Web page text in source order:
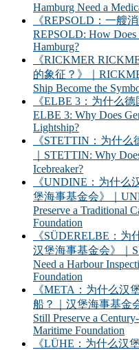
Hamburg Need a
《REPSOLD：一艘
REPSOLD: How Does
Hamburg?
《RICKMER
的象征？》｜
Ship Become the
《ELBE 3：为什么
ELBE 3: Why Does
Lightship?
《STETTIN：为什
｜STETTIN: Why
Icebreaker?
《UNDINE：为什么
堡海事基金会》｜
Preserve a Traditional
Foundation
《SÜDERELBE：为
汉堡海事基金会》｜
Need a Harbour
Foundation
《META：为什么汉
船？｜汉堡海事基金
Still Preserve a
Maritime Foundation
《LÜHE：为什么汉